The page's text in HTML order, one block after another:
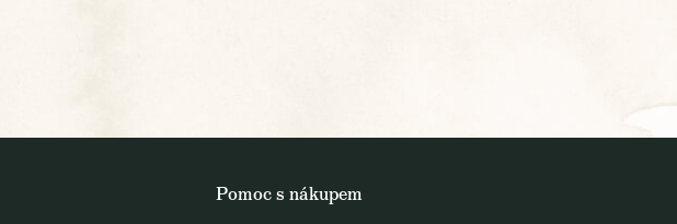
Pomoc s nákupem